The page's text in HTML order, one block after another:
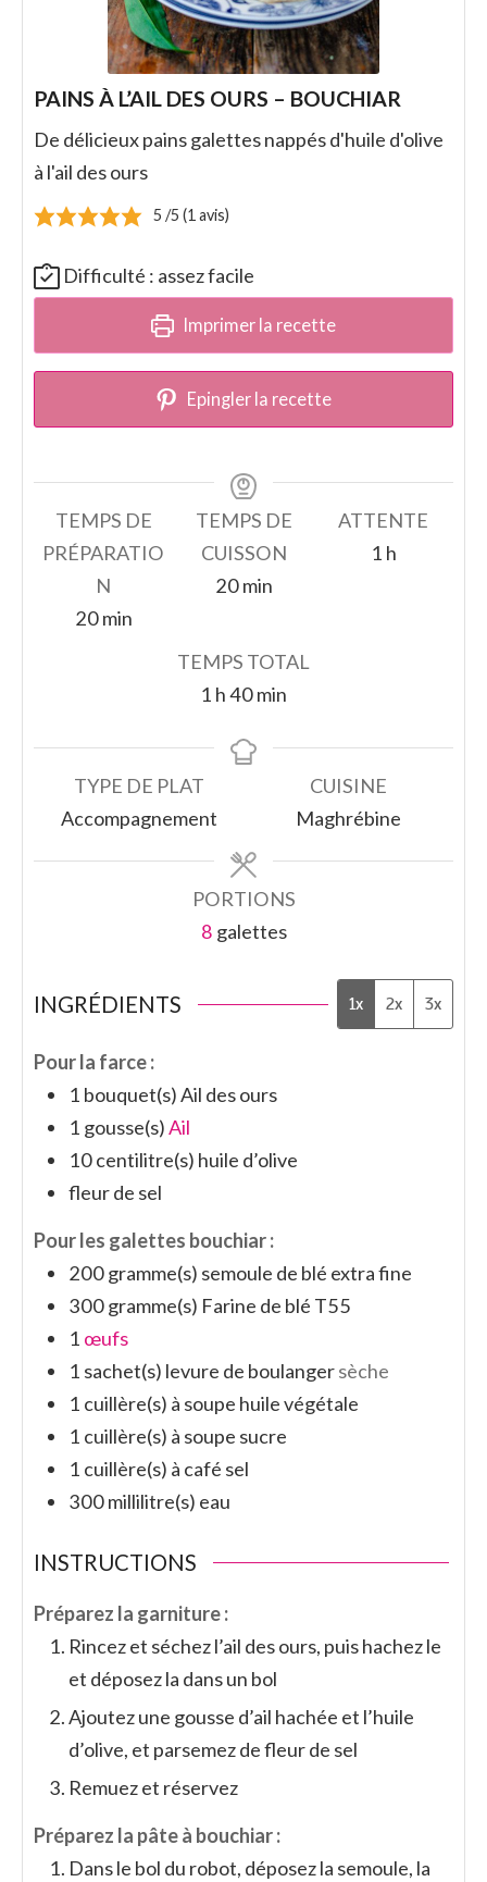
PAINS À L’AIL DES OURS – BOUCHIAR
De délicieux pains galettes nappés d'huile d'olive
à l'ail des ours
5 /5 (1 avis)
Difficulté : assez facile
Imprimer la recette
Epingler la recette
TEMPS DE
PRÉPARATIO
N
20minutes
min
TEMPS DE
CUISSON
20minutes
min
ATTENTE
1 heure
h
TEMPS TOTAL
1 heure
h40minutes
min
TYPE DE PLAT
Accompagnement
CUISINE
Maghrébine
PORTIONS
8 galettes
INGRÉDIENTS 1x 2x 3x
Pour la farce :
1 bouquet(s)Ail des ours
1 gousse(s)Ail
10centilitre(s) huile d’olive
fleur de sel
Pour les galettes bouchiar :
200gramme(s) semoule de blé extra fine
300gramme(s) Farine de blé T55
1 œufs
1 sachet(s) levure de boulangersèche
1 cuillère(s) à soupe huile végétale
1 cuillère(s) à soupe sucre
1 cuillère(s) à café sel
300millilitre(s) eau
INSTRUCTIONS
Préparez la garniture :
Rincez et séchez l’ail des ours, puis hachez le
et déposez la dans un bol
Ajoutez une gousse d’ail hachée et l’huile
d’olive, et parsemez de fleur de sel
Remuez et réservez
Préparez la pâte à bouchiar :
Dans le bol du robot, déposez la semoule, la